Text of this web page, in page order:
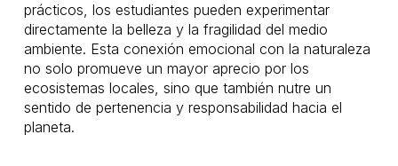
prácticos, los estudiantes pueden experimentar
directamente la belleza y la fragilidad del medio
ambiente. Esta conexión emocional con la naturaleza
no solo promueve un mayor aprecio por los
ecosistemas locales, sino que también nutre un
sentido de pertenencia y responsabilidad hacia el
planeta.